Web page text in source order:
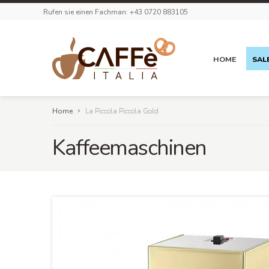
Rufen sie einen Fachman: +43 0720 883105
HOME
Home La Piccola Piccola Gold
Kaffeemaschinen